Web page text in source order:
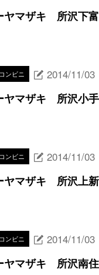
ヤマザキ 所沢下
ンビニ 2014/11/03
ヤマザキ 所沢小
ンビニ 2014/11/03
ヤマザキ 所沢上
ンビニ 2014/11/03
ヤマザキ 所沢南